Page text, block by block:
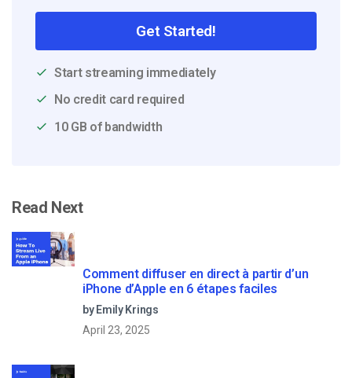
Get Started!
Start streaming immediately
No credit card required
10 GB of bandwidth
Read Next
Comment diffuser en direct à partir d’un
iPhone d’Apple en 6 étapes faciles
by Emily Krings
April 23, 2025